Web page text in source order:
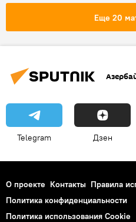
Воскресенье
Синоптики
Юго-западный ветер
Еще 20
Telegram Дзен
О проекте Контакты Правила
Политика конфиденциальности
Политика использования Cookie